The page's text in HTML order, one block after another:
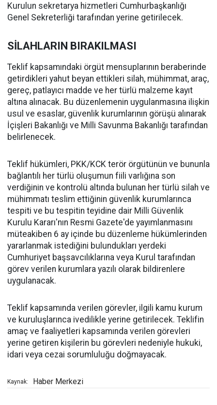
Kurulun sekretarya hizmetleri Cumhurbaşkanlığı
Genel Sekreterliği tarafından yerine getirilecek.
SİLAHLARIN BIRAKILMASI
Teklif kapsamındaki örgüt mensuplarının beraberinde
getirdikleri yahut beyan ettikleri silah, mühimmat, araç,
gereç, patlayıcı madde ve her türlü malzeme kayıt
altına alınacak. Bu düzenlemenin uygulanmasına ilişkin
usul ve esaslar, güvenlik kurumlarının görüşü alınarak
İçişleri Bakanlığı ve Milli Savunma Bakanlığı tarafından
belirlenecek.
Teklif hükümleri, PKK/KCK terör örgütünün ve bununla
bağlantılı her türlü oluşumun fiili varlığına son
verdiğinin ve kontrolü altında bulunan her türlü silah ve
mühimmatı teslim ettiğinin güvenlik kurumlarınca
tespiti ve bu tespitin teyidine dair Milli Güvenlik
Kurulu Kararı'nın Resmi Gazete'de yayımlanmasını
müteakiben 6 ay içinde bu düzenleme hükümlerinden
yararlanmak istediğini bulundukları yerdeki
Cumhuriyet başsavcılıklarına veya Kurul tarafından
görev verilen kurumlara yazılı olarak bildirenlere
uygulanacak.
Teklif kapsamında verilen görevler, ilgili kamu kurum
ve kuruluşlarınca ivedilikle yerine getirilecek. Teklifin
amaç ve faaliyetleri kapsamında verilen görevleri
yerine getiren kişilerin bu görevleri nedeniyle hukuki,
idari veya cezai sorumluluğu doğmayacak.
Kaynak: Haber Merkezi